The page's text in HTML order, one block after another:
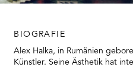
BIOGRAFIE
Alex Halka, in Rumänien
Künstler. Seine Ästhetik hat